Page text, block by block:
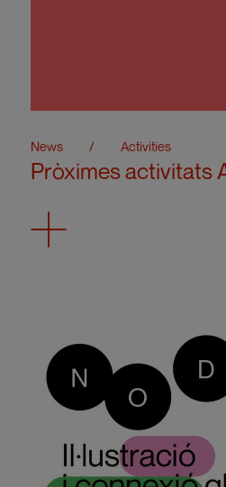
News / Activities
Pròximes activitats